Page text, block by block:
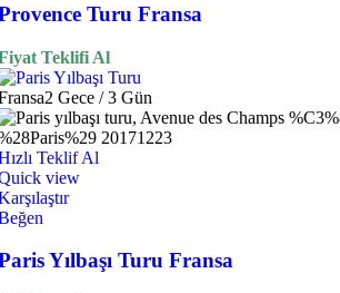
Turu Fransa
Teklifi Al
2 Gece / 3 Gün
Teklif Al
view
Yılbaşı Turu Fransa